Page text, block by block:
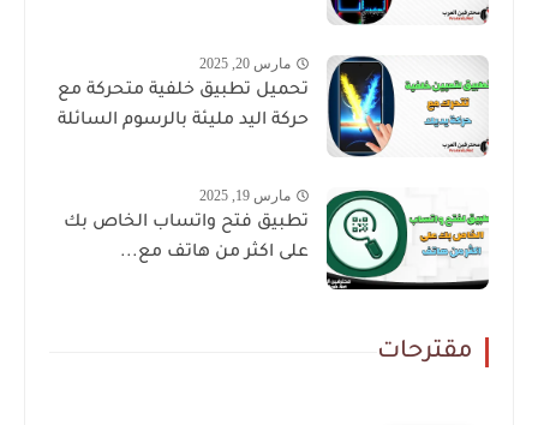
مارس 20, 2025
تحميل تطبيق خلفية متحركة مع
حركة اليد مليئة بالرسوم السائلة
مارس 19, 2025
تطبيق فتح واتساب الخاص بك
على اكثر من هاتف مع...
مقترحات